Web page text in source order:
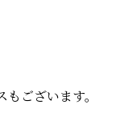
ございます。